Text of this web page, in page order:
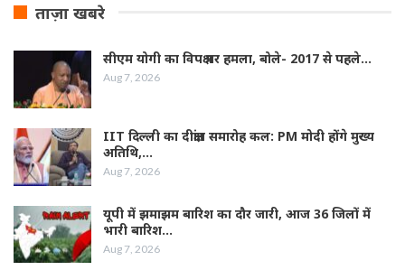
ताज़ा खबरे
सीएम योगी का विपक्ष पर हमला, बोले- 2017 से पहले…
Aug 7, 2026
IIT दिल्ली का दीक्षांत समारोह कल: PM मोदी होंगे मुख्य
अतिथि,…
Aug 7, 2026
यूपी में झमाझम बारिश का दौर जारी, आज 36 जिलों में
भारी बारिश…
Aug 7, 2026